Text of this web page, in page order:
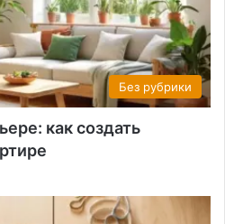
Без рубрики
как создать